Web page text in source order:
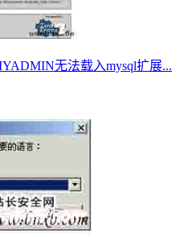
无法载入mysql扩展...